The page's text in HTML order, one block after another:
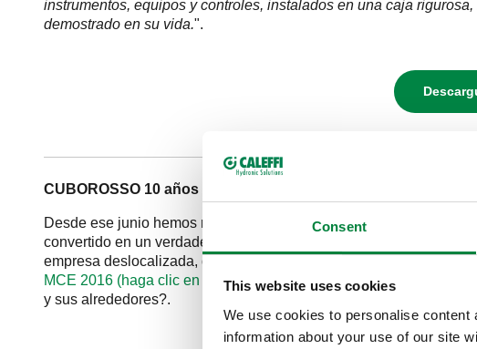
Consent
This website uses cookies
We use cookies to personalise
information about your use of our site
instrumentos, equipos y controles, instalados en una caja
demostrado en su vida.".
CUBOROSSO 10 años después
Desde ese junio hemos recorrido un largo camino y el deseo de
convertido en un verdadero icono dentro del mundo de Caleffi,
empresa deslocalizada, de alguna manera, un espacio
MCE 2016 (haga clic en este link) y este es el proyecto de
y sus alrededores?.